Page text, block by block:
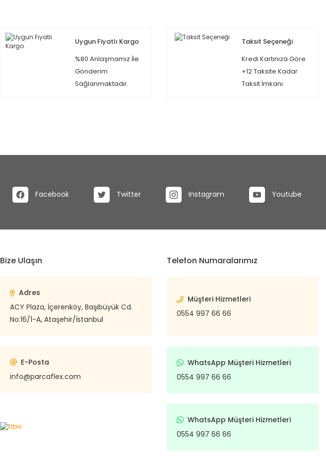
Uygun Fiyatlı Kargo
%80 Anlaşmamız İle
Gönderim
Sağlanmaktadır.
Taksit Seçeneği
Kredi Kartınıza Göre
+12 Taksite Kadar
Taksit İmkanı.
Facebook Twitter Instagram Youtube
Bize Ulaşın
Adres
ACY Plaza, İçerenköy, Başıbüyük Cd.
No:16/1-A, Ataşehir/İstanbul
E-Posta
info@parcaflex.com
Telefon Numaralarımız
Müşteri Hizmetleri
0554 997 66 66
WhatsApp Müşteri Hizmetleri
0554 997 66 66
WhatsApp Müşteri Hizmetleri
0554 997 66 66